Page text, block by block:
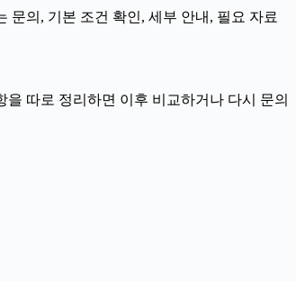
문의, 기본 조건 확인, 세부 안내, 필요 자료
따로 정리하면 이후 비교하거나 다시 문의